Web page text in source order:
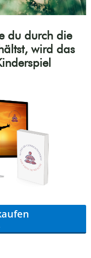
du durch die
wird das